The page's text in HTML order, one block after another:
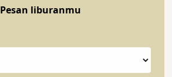
Pesan liburanmu